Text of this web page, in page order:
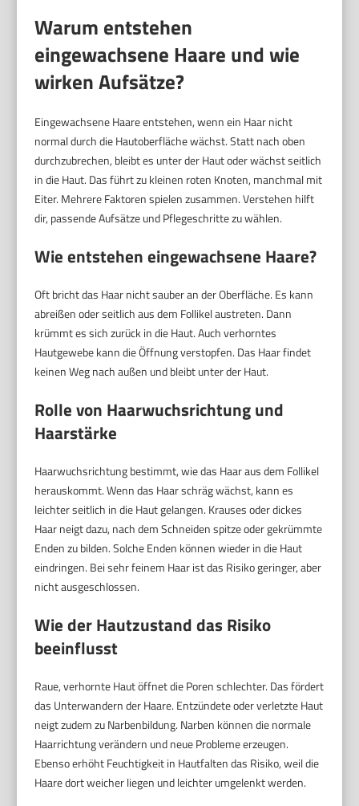
Warum entstehen
eingewachsene Haare und wie
wirken Aufsätze?
Eingewachsene Haare entstehen, wenn ein Haar nicht
normal durch die Hautoberfläche wächst. Statt nach oben
durchzubrechen, bleibt es unter der Haut oder wächst seitlich
in die Haut. Das führt zu kleinen roten Knoten, manchmal mit
Eiter. Mehrere Faktoren spielen zusammen. Verstehen hilft
dir, passende Aufsätze und Pflegeschritte zu wählen.
Wie entstehen eingewachsene Haare?
Oft bricht das Haar nicht sauber an der Oberfläche. Es kann
abreißen oder seitlich aus dem Follikel austreten. Dann
krümmt es sich zurück in die Haut. Auch verhorntes
Hautgewebe kann die Öffnung verstopfen. Das Haar findet
keinen Weg nach außen und bleibt unter der Haut.
Rolle von Haarwuchsrichtung und
Haarstärke
Haarwuchsrichtung bestimmt, wie das Haar aus dem Follikel
herauskommt. Wenn das Haar schräg wächst, kann es
leichter seitlich in die Haut gelangen. Krauses oder dickes
Haar neigt dazu, nach dem Schneiden spitze oder gekrümmte
Enden zu bilden. Solche Enden können wieder in die Haut
eindringen. Bei sehr feinem Haar ist das Risiko geringer, aber
nicht ausgeschlossen.
Wie der Hautzustand das Risiko
beeinflusst
Raue, verhornte Haut öffnet die Poren schlechter. Das fördert
das Unterwandern der Haare. Entzündete oder verletzte Haut
neigt zudem zu Narbenbildung. Narben können die normale
Haarrichtung verändern und neue Probleme erzeugen.
Ebenso erhöht Feuchtigkeit in Hautfalten das Risiko, weil die
Haare dort weicher liegen und leichter umgelenkt werden.